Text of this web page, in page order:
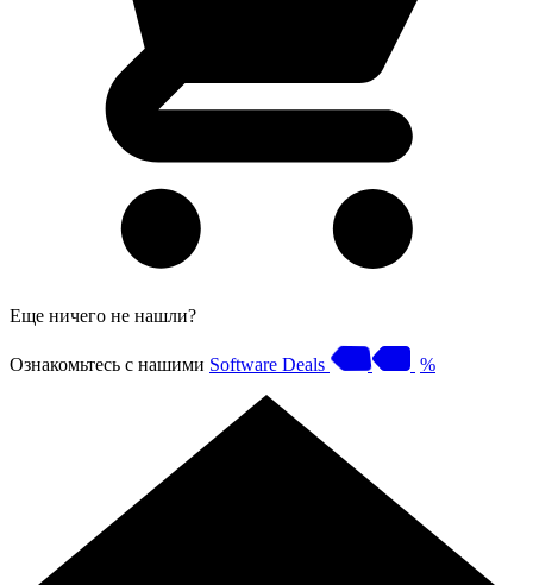
Еще ничего не нашли?
Ознакомьтесь с нашими Software Deals %